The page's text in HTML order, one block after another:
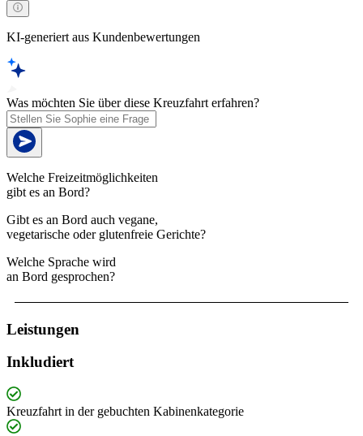
KI-generiert aus Kundenbewertungen
Was möchten Sie über diese Kreuzfahrt erfahren?
Welche Freizeitmöglichkeiten
gibt es an Bord?
Gibt es an Bord auch vegane,
vegetarische oder glutenfreie Gerichte?
Welche Sprache wird
an Bord gesprochen?
Leistungen
Inkludiert
Kreuzfahrt in der gebuchten Kabinenkategorie